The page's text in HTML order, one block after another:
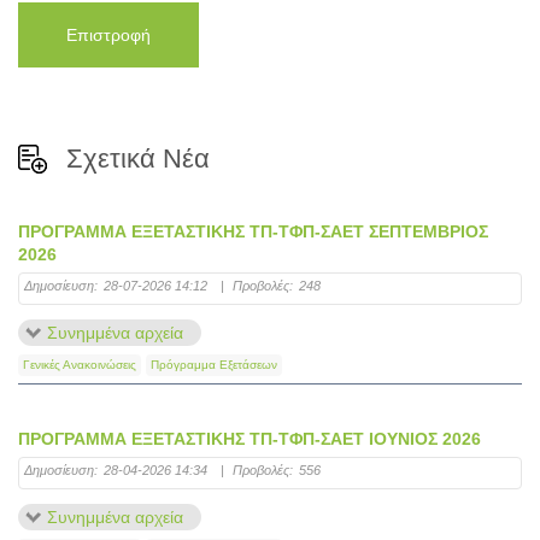
Επιστροφή
Σχετικά Νέα
ΠΡΟΓΡΑΜΜΑ ΕΞΕΤΑΣΤΙΚΗΣ ΤΠ-ΤΦΠ-ΣΑΕΤ ΣΕΠΤΕΜΒΡΙΟΣ
2026
Δημοσίευση: 28-07-2026 14:12 | Προβολές: 248
Συνημμένα αρχεία
Γενικές Ανακοινώσεις Πρόγραμμα Εξετάσεων
ΠΡΟΓΡΑΜΜΑ ΕΞΕΤΑΣΤΙΚΗΣ ΤΠ-ΤΦΠ-ΣΑΕΤ ΙΟΥΝΙΟΣ 2026
Δημοσίευση: 28-04-2026 14:34 | Προβολές: 556
Συνημμένα αρχεία